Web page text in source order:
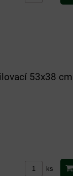
53x38 cm
ks